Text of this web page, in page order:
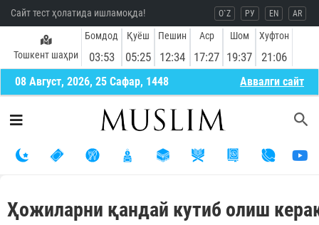
Сайт тест ҳолатида ишламоқда! O`Z РУ EN AR
Тошкент шаҳри
Бомдод
03:53
Қуёш
05:25
Пешин
12:34
Аср
17:27
Шом
19:37
Хуфтон
21:06
08 Август, 2026, 25 Сафар, 1448 Aввалги сайт
Ҳожиларни қандай кутиб олиш